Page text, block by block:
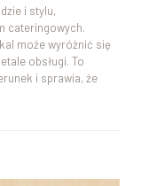
i stylu,
cateringowych.
może wyróżnić się
obsługi. To
i sprawia, że